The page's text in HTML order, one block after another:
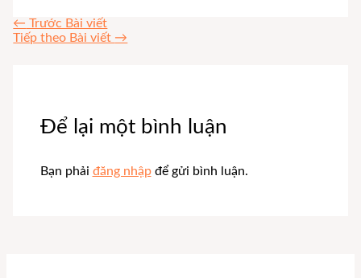
← Trước Bài viết
Tiếp theo Bài viết →
Để lại một bình luận
Bạn phải đăng nhậpđể gửi bình luận.